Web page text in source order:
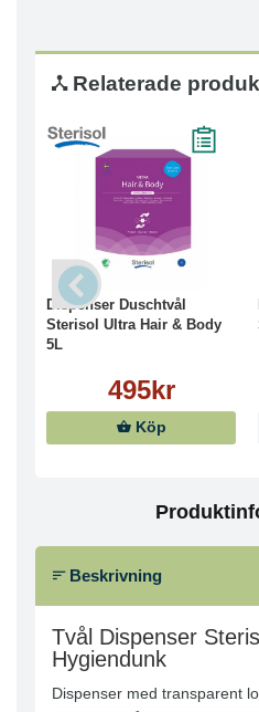
Relaterade
Dispenser Duschtvål
Sterisol Ultra Hair & Body
5L
495kr
Köp
Beskrivning
Tvål Dispenser
Hygiendunk
Dispenser med transparent